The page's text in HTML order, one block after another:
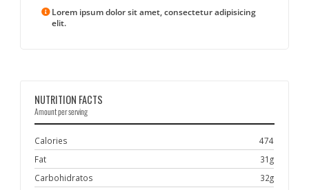
Lorem ipsum dolor sit amet, consectetur adipisicing
elit.
NUTRITION FACTS
Amount per serving
Calories
474
Fat
31g
Carbohidratos
32g